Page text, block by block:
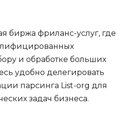
биржа фриланс-услуг, где
и обработке больших
удобно делегировать
парсинга List-org для
задач бизнеса.